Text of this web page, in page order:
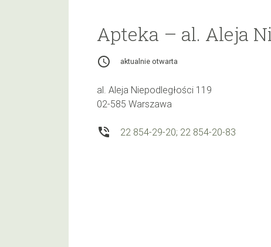
Apteka – al. Aleja
access_time aktualnie otwarta
al. Aleja Niepodległości 119
02-585 Warszawa
phone_in_talk 22 854-29-20; 22 854-20-83